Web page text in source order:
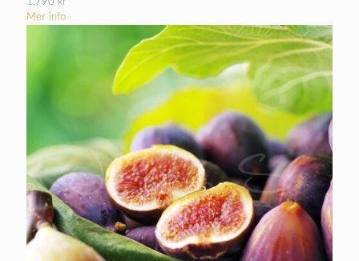
Mer info